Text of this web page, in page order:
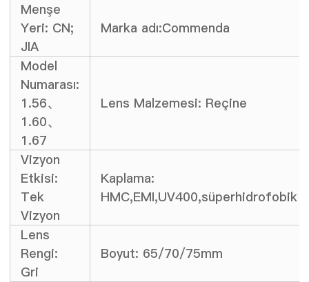
Menşe
Yeri: CN;
JIA
Marka adı:Commenda
Model
Numarası:
1.56、
1.60、
1.67
Lens Malzemesi: Reçine
Vizyon
Etkisi:
Tek
Vizyon
Kaplama:
HMC,EMI,UV400,süperhidrofobik
Lens
Rengi:
Gri
Boyut: 65/70/75mm